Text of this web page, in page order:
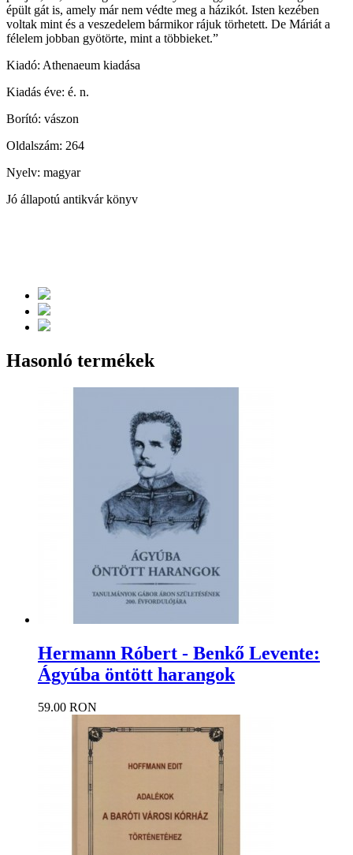
épült gát is, amely már nem védte meg a házikót. Isten kezében
voltak mint és a veszedelem bármikor rájuk törhetett. De Máriát a
félelem jobban gyötörte, mint a többieket.”
Kiadó: Athenaeum kiadása
Kiadás éve: é. n.
Borító: vászon
Oldalszám: 264
Nyelv: magyar
Jó állapotú antikvár könyv
Hasonló termékek
Hermann Róbert - Benkő Levente:
Ágyúba öntött harangok
59.00 RON